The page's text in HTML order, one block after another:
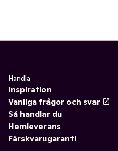
Handla
Inspiration
Vanliga frågor och svar
Så handlar du
Hemleverans
Färskvarugaranti